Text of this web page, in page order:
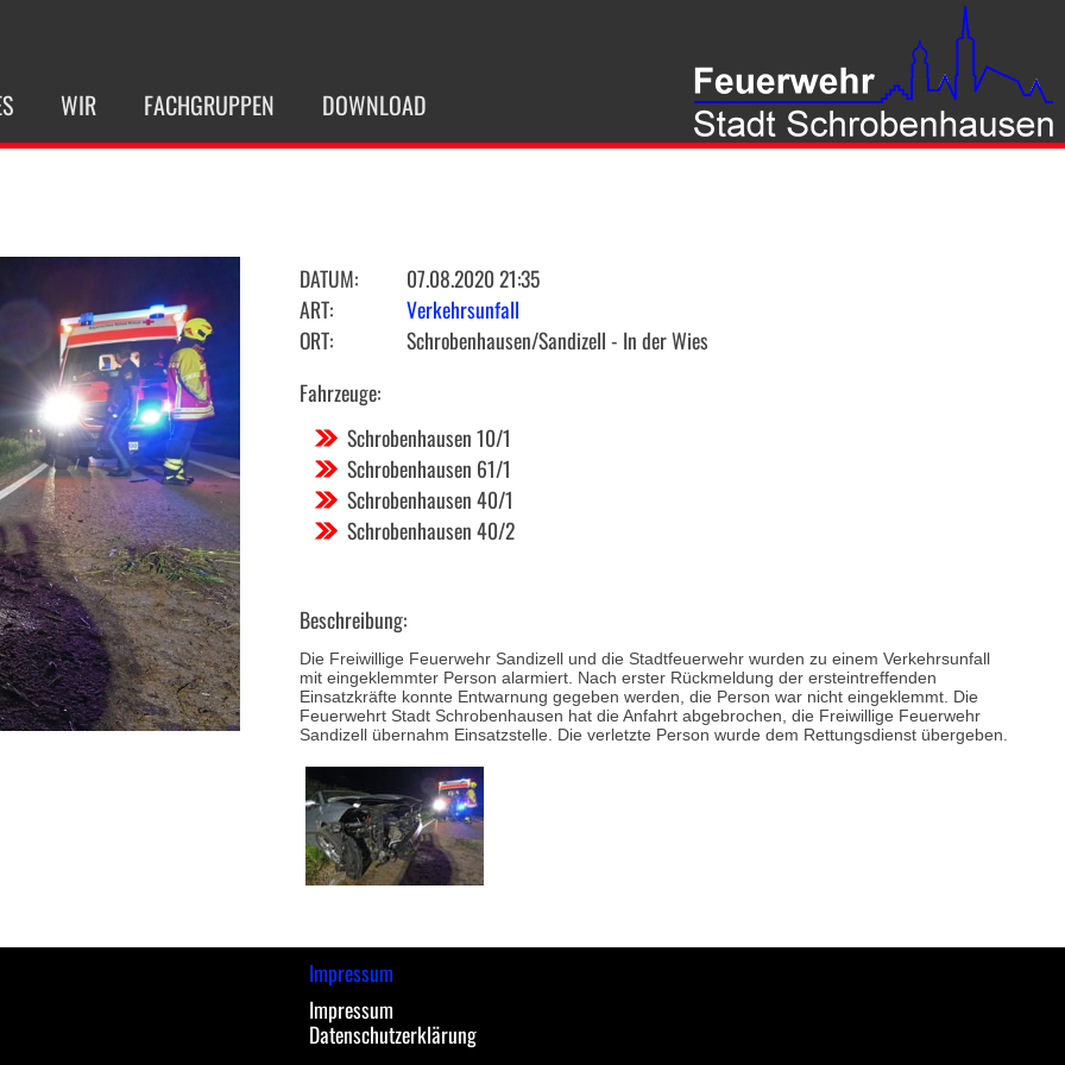
WIR FACHGRUPPEN DOWNLOAD
DATUM:
07.08.2020 21:35
ART:
Verkehrsunfall
ORT:
Schrobenhausen/Sandizell - In der Wies
Fahrzeuge:
Schrobenhausen 10/1
Schrobenhausen 61/1
Schrobenhausen 40/1
Schrobenhausen 40/2
Beschreibung:
Die Freiwillige Feuerwehr Sandizell und die Stadtfeuerwehr wurden zu einem Verkehrsunfall
mit eingeklemmter Person alarmiert. Nach erster Rückmeldung der ersteintreffenden
Einsatzkräfte konnte Entwarnung gegeben werden, die Person war nicht eingeklemmt. Die
Feuerwehrt Stadt Schrobenhausen hat die Anfahrt abgebrochen, die Freiwillige Feuerwehr
Sandizell übernahm Einsatzstelle. Die verletzte Person wurde dem Rettungsdienst übergeben.
Impressum
Impressum
Datenschutzerklärung